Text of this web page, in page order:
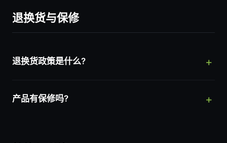
退换货与保修
退换货政策是什么?
产品有保修吗?